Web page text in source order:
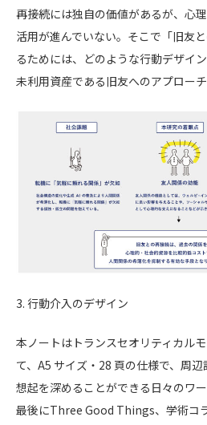
再接続には独自の価値があるが、心
活用が進んでいない。そこで「旧友
るためには、どのような行動デザイ
未利用資産である旧友へのアプローチ
3. 行動介入のデザイン
本ノートはトランスセオリティカル
て、A5 サイズ・28 頁の仕様で、周
想起を深めることができる日々のワ
最後にThree Good Things、学術コ